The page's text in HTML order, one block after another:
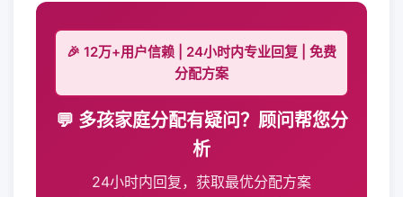
🎉 12万+用户信赖 | 24小时内专业回复 | 免费
分配方案
💬 多孩家庭分配有疑问？顾问帮您分
析
24小时内回复，获取最优分配方案